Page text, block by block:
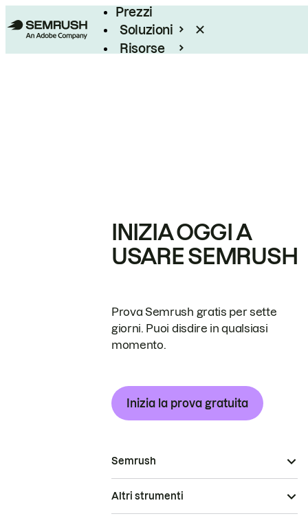
Prezzi
Soluzioni
Risorse
INIZIA OGGI A
USARE SEMRUSH
Prova Semrush gratis per sette
giorni. Puoi disdire in qualsiasi
momento.
Inizia la prova gratuita
Semrush
Altri strumenti